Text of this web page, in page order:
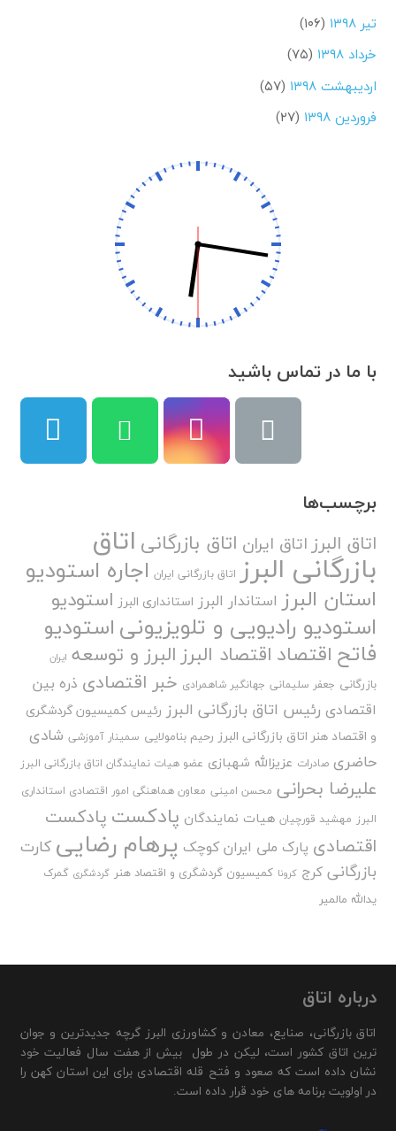
تیر ۱۳۹۸
(۱۰۶)
خرداد ۱۳۹۸
(۷۵)
اردیبهشت ۱۳۹۸
(۵۷)
فروردین ۱۳۹۸
(۲۷)
با ما در تماس باشید
برچسب‌ها
اتاق البرزاتاق ایران اتاق بازرگانی اتاق
بازرگانی البرز اتاق بازرگانی ایران اجاره استودیو
استان البرز استاندار البرز استانداری البرز استودیو
استودیو رادیویی و تلویزیونیاستودیو
فاتح اقتصاد اقتصاد البرزالبرز و توسعه ایران
بازرگانی جعفر سلیمانی جهانگیر شاهمرادی خبر اقتصادی ذره بین
اقتصادی رئیس اتاق بازرگانی البرز رئیس کمیسیون گردشگری
و اقتصاد هنر اتاق بازرگانی البرز رحیم بنامولایی سمینار آموزشی شادی
حاضری صادرات عزیزالله شهبازی عضو هیات نمایندگان اتاق بازرگانی البرز
علیرضا بحرانی محسن امینی معاون هماهنگی امور اقتصادی استانداری
البرز مهشید قورچیان هیات نمایندگان پادکست پادکست
اقتصادی پارک ملی ایران کوچک پرهام رضایی کارت
بازرگانی کرج کرونا کمیسیون گردشگری و اقتصاد هنر گردشگری گمرک
یدالله مالمیر
درباره اتاق
اتاق بازرگانی، صنایع، معادن و کشاورزی البرز گرچه جدیدترین و جوان
ترین اتاق کشور است، لیکن در طول بیش از هفت سال فعالیت خود
نشان داده است که صعود و فتح قله اقتصادی برای این استان کهن را
در اولویت برنامه های خود قرار داده است.